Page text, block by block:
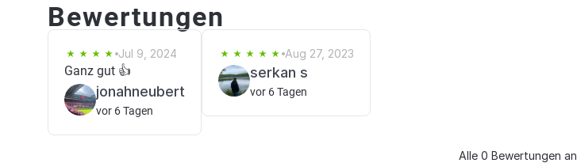
Bewertungen
Jul 9, 2024
Ganz gut 👍
jonahneubert
vor 6 Tagen
Aug 27, 2023
serkan s
vor 6 Tagen
Alle 0 Bewertungen